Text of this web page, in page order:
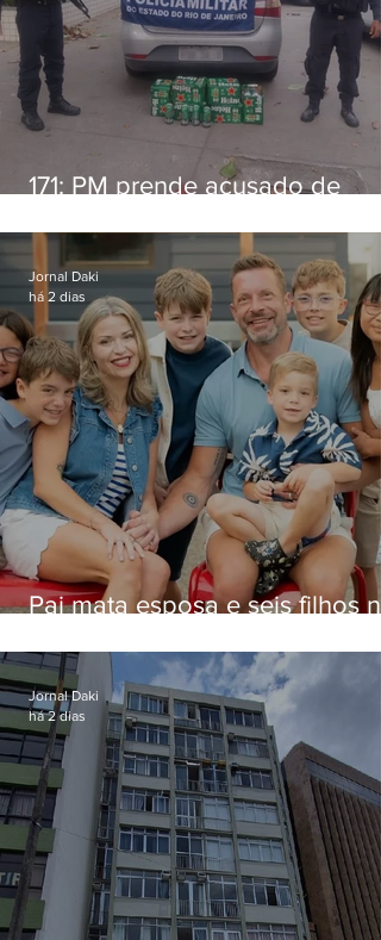
171: PM prende acusado de
Niterói
Pai mata esposa e seis filhos
Jornal Daki
há 2 dias
Jornal Daki
há 2 dias